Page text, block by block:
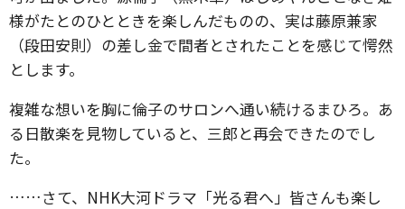
様がたとのひとときを楽しんだものの、実は藤原兼家
（段田安則）の差し金で間者とされたことを感じて愕然
とします。
複雑な想いを胸に倫子のサロンへ通い続けるまひろ。あ
る日散楽を見物していると、三郎と再会できたのでし
た。
……さて、NHK大河ドラマ「光る君へ」皆さんも楽し